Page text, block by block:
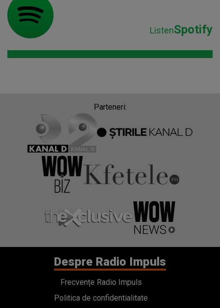
ListenSpotify
Parteneri:
Despre Radio Impuls
Frecvențe Radio Impuls
Politica de confidentialitate